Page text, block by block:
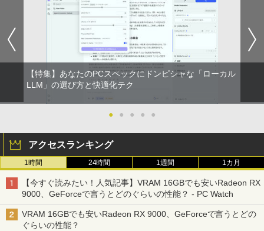
【特集】あなたのPCスペックにドンピシャな「ローカル
LLM」の選び方と快適化テク
● ● ● ● ●
アクセスランキング
1時間 24時間 1週間 1カ月
【今すぐ読みたい！人気記事】VRAM 16GBでも安いRadeon RX
9000、GeForceで言うとどのぐらいの性能？ - PC Watch
VRAM 16GBでも安いRadeon RX 9000、GeForceで言うとどの
ぐらいの性能？